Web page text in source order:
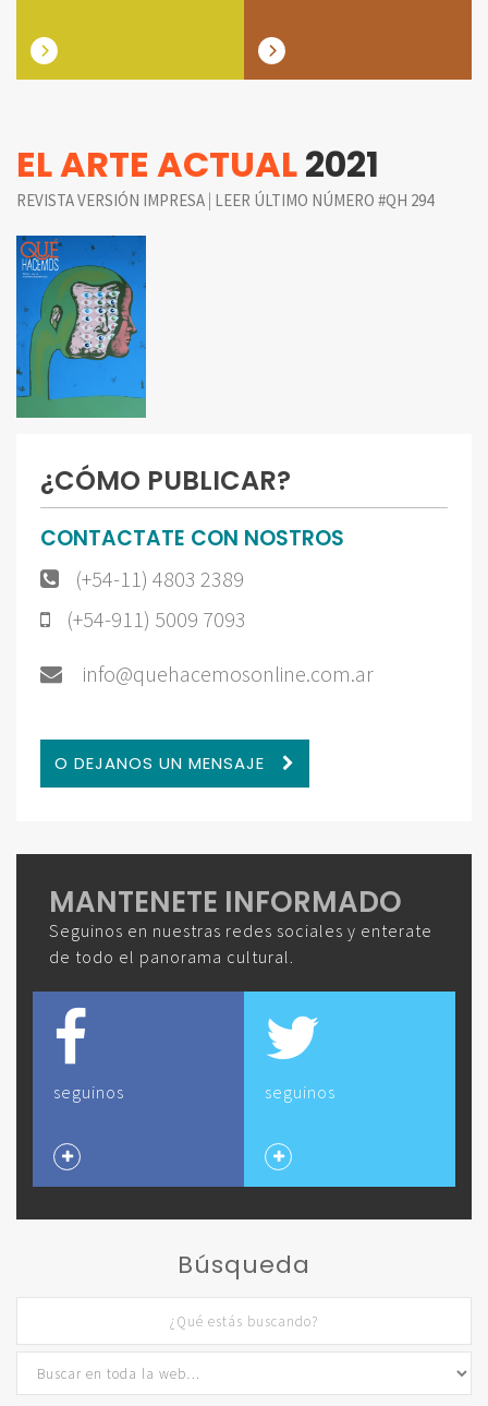
EL ARTE ACTUAL2021
REVISTA VERSIÓN IMPRESA | LEER ÚLTIMO NÚMERO #QH 294
¿CÓMO PUBLICAR?
CONTACTATE CON NOSTROS
(+54-11) 4803 2389
(+54-911) 5009 7093
info@quehacemosonline.com.ar
O DEJANOS UN MENSAJE
MANTENETE INFORMADO
Seguinos en nuestras redes sociales y enterate
de todo el panorama cultural.
seguinos seguinos
Búsqueda